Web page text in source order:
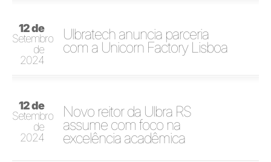
12 de
Setembro
de
2024
Ulbratech anuncia parceria
com a Unicorn Factory Lisboa
12 de
Setembro
de
2024
Novo reitor da Ulbra RS
assume com foco na
excelência acadêmica